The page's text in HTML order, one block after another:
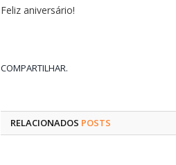
Feliz aniversário!
COMPARTILHAR.
RELACIONADOS POSTS